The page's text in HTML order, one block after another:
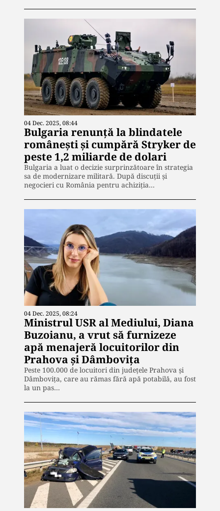
04 Dec. 2025, 08:44
Bulgaria renunță la blindatele
românești și cumpără Stryker de
peste 1,2 miliarde de dolari
Bulgaria a luat o decizie surprinzătoare în strategia
sa de modernizare militară. După discuții și
negocieri cu România pentru achiziția…
04 Dec. 2025, 08:24
Ministrul USR al Mediului, Diana
Buzoianu, a vrut să furnizeze
apă menajeră locuitorilor din
Prahova și Dâmbovița
Peste 100.000 de locuitori din județele Prahova și
Dâmbovița, care au rămas fără apă potabilă, au fost
la un pas…